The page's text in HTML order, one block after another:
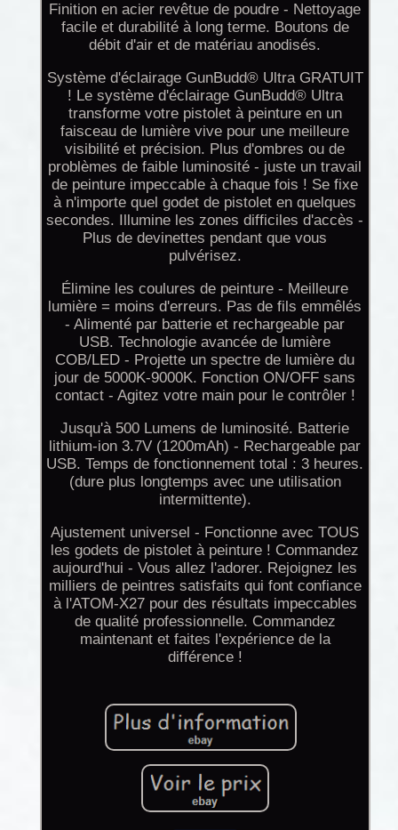
Finition en acier revêtue de poudre - Nettoyage
facile et durabilité à long terme. Boutons de
débit d'air et de matériau anodisés.
Système d'éclairage GunBudd® Ultra GRATUIT
! Le système d'éclairage GunBudd® Ultra
transforme votre pistolet à peinture en un
faisceau de lumière vive pour une meilleure
visibilité et précision. Plus d'ombres ou de
problèmes de faible luminosité - juste un travail
de peinture impeccable à chaque fois ! Se fixe
à n'importe quel godet de pistolet en quelques
secondes. Illumine les zones difficiles d'accès -
Plus de devinettes pendant que vous
pulvérisez.
Élimine les coulures de peinture - Meilleure
lumière = moins d'erreurs. Pas de fils emmêlés
- Alimenté par batterie et rechargeable par
USB. Technologie avancée de lumière
COB/LED - Projette un spectre de lumière du
jour de 5000K-9000K. Fonction ON/OFF sans
contact - Agitez votre main pour le contrôler !
Jusqu'à 500 Lumens de luminosité. Batterie
lithium-ion 3.7V (1200mAh) - Rechargeable par
USB. Temps de fonctionnement total : 3 heures.
(dure plus longtemps avec une utilisation
intermittente).
Ajustement universel - Fonctionne avec TOUS
les godets de pistolet à peinture ! Commandez
aujourd'hui - Vous allez l'adorer. Rejoignez les
milliers de peintres satisfaits qui font confiance
à l'ATOM-X27 pour des résultats impeccables
de qualité professionnelle. Commandez
maintenant et faites l'expérience de la
différence !